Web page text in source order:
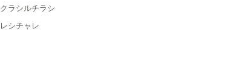
クラシルチラシ
レシチャレ